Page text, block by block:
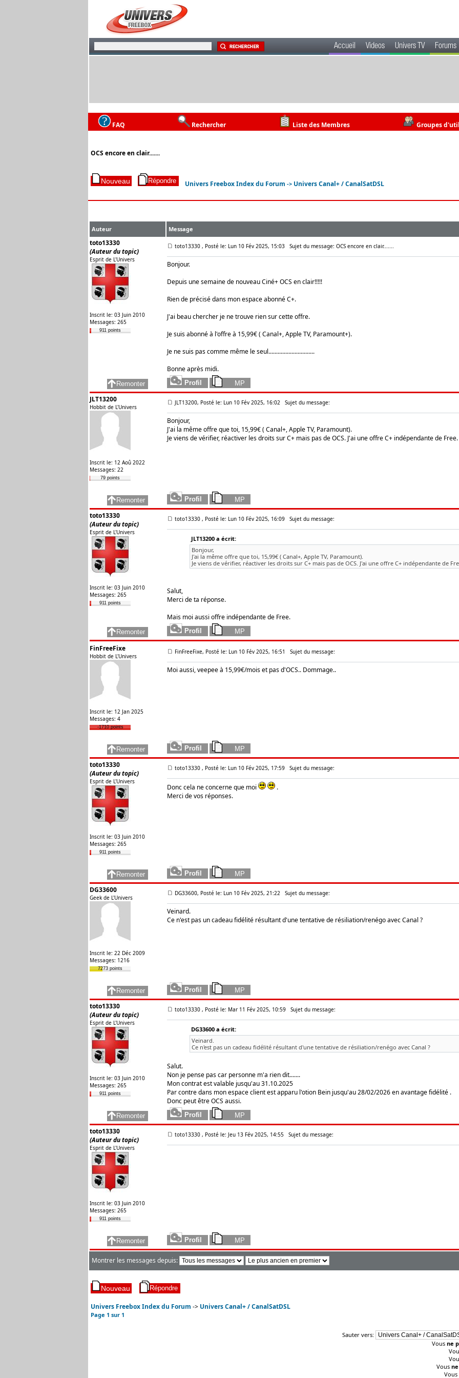
Accueil Videos Univers TV Forums
FAQ Rechercher Liste des Membres Groupes
OCS encore en clair.......
Univers Freebox Index du Forum -> Univers Canal+ / CanalSatDSL
Auteur Message
toto13330
(Auteur du topic)
Esprit de L'Univers
Inscrit le: 03 Juin 2010
Messages: 265
911 points
toto13330 , Posté le: Lun 10 Fév 2025, 15:03 Sujet du message: OCS encore en clair.......
Bonjour.
Depuis une semaine de nouveau Ciné+ OCS en clair!!!!!
Rien de précisé dans mon espace abonné C+.
J'ai beau chercher je ne trouve rien sur cette offre.
Je suis abonné à l'offre à 15,99€ ( Canal+, Apple TV, Paramount+).
Je ne suis pas comme même le seul..............................
Bonne après midi.
JLT13200
Hobbit de L'Univers
Inscrit le: 12 Aoû 2022
Messages: 22
79 points
JLT13200, Posté le: Lun 10 Fév 2025, 16:02 Sujet du message:
Bonjour,
J'ai la même offre que toi, 15,99€ ( Canal+, Apple TV, Paramount).
Je viens de vérifier, réactiver les droits sur C+ mais pas de OCS. J'ai une offre C+ indépendante de Free.
toto13330
(Auteur du topic)
Esprit de L'Univers
Inscrit le: 03 Juin 2010
Messages: 265
911 points
toto13330 , Posté le: Lun 10 Fév 2025, 16:09 Sujet du message:
JLT13200 a écrit:
Bonjour,
J'ai la même offre que toi, 15,99€ ( Canal+, Apple TV, Paramount).
Je viens de vérifier, réactiver les droits sur C+ mais pas de OCS. J'ai une offre C+ indépendante de
Salut,
Merci de ta réponse.
Mais moi aussi offre indépendante de Free.
FinFreeFixe
Hobbit de L'Univers
Inscrit le: 12 Jan 2025
Messages: 4
-1710 points
FinFreeFixe, Posté le: Lun 10 Fév 2025, 16:51 Sujet du message:
Moi aussi, veepee à 15,99€/mois et pas d'OCS.. Dommage..
toto13330
(Auteur du topic)
Esprit de L'Univers
Inscrit le: 03 Juin 2010
Messages: 265
911 points
toto13330 , Posté le: Lun 10 Fév 2025, 17:59 Sujet du message:
Donc cela ne concerne que moi
.
Merci de vos réponses.
DG33600
Geek de L'Univers
Inscrit le: 22 Déc 2009
Messages: 1216
7273 points
DG33600, Posté le: Lun 10 Fév 2025, 21:22 Sujet du message:
Veinard.
Ce n'est pas un cadeau fidélité résultant d'une tentative de résiliation/renégo avec Canal ?
toto13330
(Auteur du topic)
Esprit de L'Univers
Inscrit le: 03 Juin 2010
Messages: 265
911 points
toto13330 , Posté le: Mar 11 Fév 2025, 10:59 Sujet du message:
DG33600 a écrit:
Veinard.
Ce n'est pas un cadeau fidélité résultant d'une tentative de résiliation/renégo avec Canal ?
Salut.
Non je pense pas car personne m'a rien dit.......
Mon contrat est valable jusqu'au 31.10.2025
Par contre dans mon espace client est apparu l'otion Bein jusqu'au 28/02/2026 en avantage fidélité .
Donc peut être OCS aussi.
toto13330
(Auteur du topic)
Esprit de L'Univers
Inscrit le: 03 Juin 2010
Messages: 265
911 points
toto13330 , Posté le: Jeu 13 Fév 2025, 14:55 Sujet du message:
Montrer les messages depuis:
Univers Freebox Index du Forum -> Univers Canal+ / CanalSatDSL
Page 1 sur 1
Sauter vers:
Vous ne
Vous
Vous